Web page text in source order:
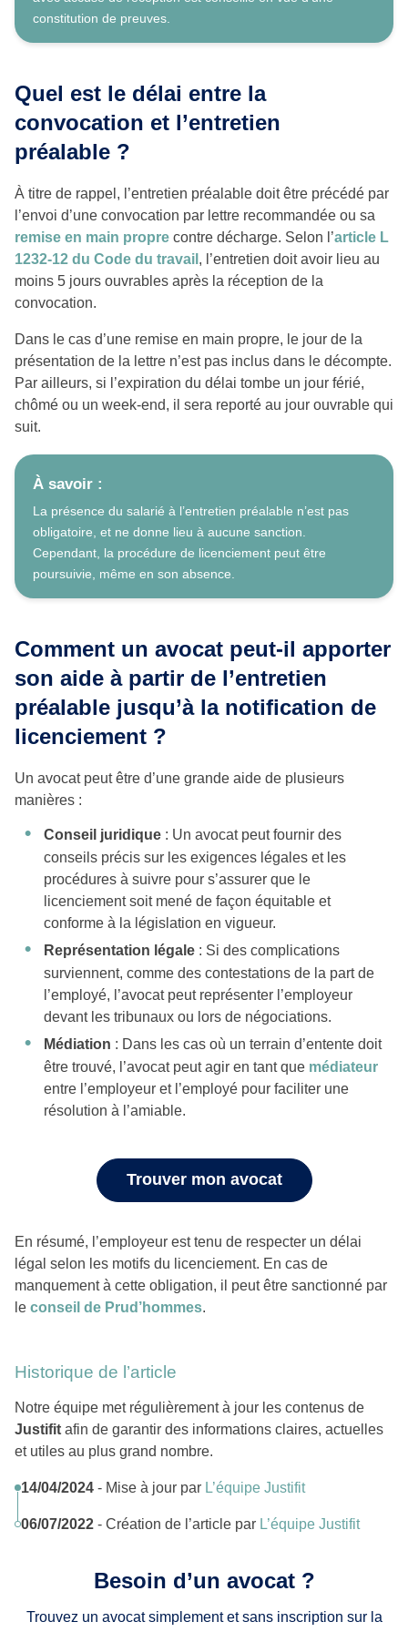
constitution de preuves.
Quel est le délai entre la
convocation et l’entretien
préalable ?
À titre de rappel, l’entretien préalable doit être précédé par
l’envoi d’une convocation par lettre recommandée ou sa
remise en main propre contre décharge. Selon l’article L
1232-12 du Code du travail , l’entretien doit avoir lieu au
moins 5 jours ouvrables après la réception de la
convocation.
Dans le cas d’une remise en main propre, le jour de la
présentation de la lettre n’est pas inclus dans le décompte.
Par ailleurs, si l’expiration du délai tombe un jour férié,
chômé ou un week-end, il sera reporté au jour ouvrable qui
suit.
À savoir :
La présence du salarié à l’entretien préalable n’est pas
obligatoire, et ne donne lieu à aucune sanction.
Cependant, la procédure de licenciement peut être
poursuivie, même en son absence.
Comment un avocat peut-il apporter
son aide à partir de l’entretien
préalable jusqu’à la notification de
licenciement ?
Un avocat peut être d’une grande aide de plusieurs
manières :
Conseil juridique : Un avocat peut fournir des
conseils précis sur les exigences légales et les
procédures à suivre pour s’assurer que le
licenciement soit mené de façon équitable et
conforme à la législation en vigueur.
Représentation légale : Si des complications
surviennent, comme des contestations de la part de
l’employé, l’avocat peut représenter l’employeur
devant les tribunaux ou lors de négociations.
Médiation : Dans les cas où un terrain d’entente doit
être trouvé, l’avocat peut agir en tant que médiateur
entre l’employeur et l’employé pour faciliter une
résolution à l’amiable.
Trouver mon avocat
En résumé, l’employeur est tenu de respecter un délai
légal selon les motifs du licenciement. En cas de
manquement à cette obligation, il peut être sanctionné par
le conseil de Prud’hommes.
Historique de l’article
Notre équipe met régulièrement à jour les contenus de
Justifit afin de garantir des informations claires, actuelles
et utiles au plus grand nombre.
14/04/2024 - Mise à jour par L’équipe Justifit
06/07/2022 - Création de l’article par L’équipe Justifit
Besoin d’un avocat ?
Trouvez un avocat simplement et sans inscription sur la